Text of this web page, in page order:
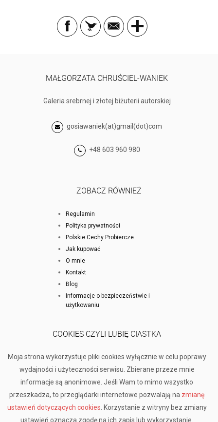
MAŁGORZATA CHRUŚCIEL-WANIEK
Galeria srebrnej i złotej biżuterii autorskiej
gosiawaniek(at)gmail(dot)com
+48 603 960 980
ZOBACZ RÓWNIEŻ
Regulamin
Polityka prywatności
Polskie Cechy Probiercze
Jak kupować
O mnie
Kontakt
Blog
Informacje o bezpieczeństwie i
użytkowaniu
COOKIES CZYLI LUBIĘ CIASTKA
Moja strona wykorzystuje pliki cookies wyłącznie w celu poprawy
wydajności i użyteczności serwisu. Zbierane przeze mnie
informacje są anonimowe. Jeśli Wam to mimo wszystko
przeszkadza, to przeglądarki internetowe pozwalają na zmianę
ustawień dotyczących cookies . Korzystanie z witryny bez zmiany
ustawień oznacza zgodę na ich zapis lub wykorzystanie.